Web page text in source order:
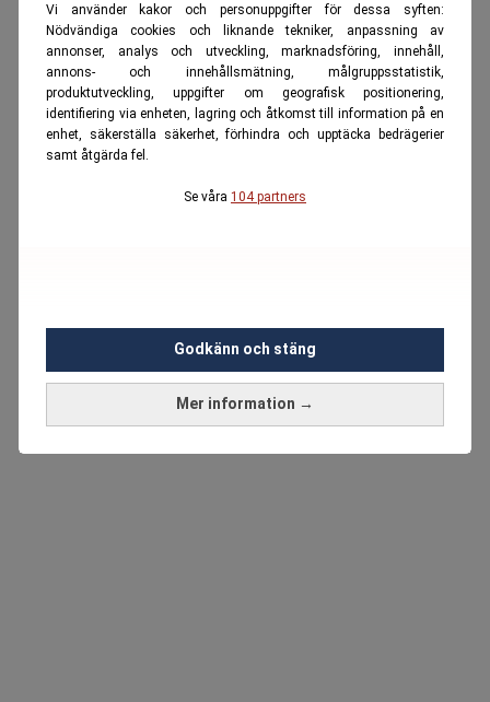
Vi använder kakor och personuppgifter för dessa syften:
Nödvändiga cookies och liknande tekniker, anpassning av
annonser, analys och utveckling, marknadsföring, innehåll,
annons- och innehållsmätning, målgruppsstatistik,
produktutveckling, uppgifter om geografisk positionering,
identifiering via enheten, lagring och åtkomst till information på en
enhet, säkerställa säkerhet, förhindra och upptäcka bedrägerier
samt åtgärda fel.
Se våra 104 partners
Mer information →
Godkänn och stäng